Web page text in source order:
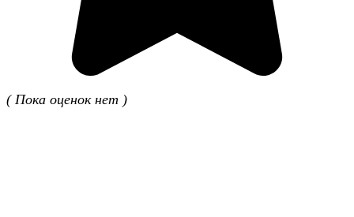
( Пока оценок нет )